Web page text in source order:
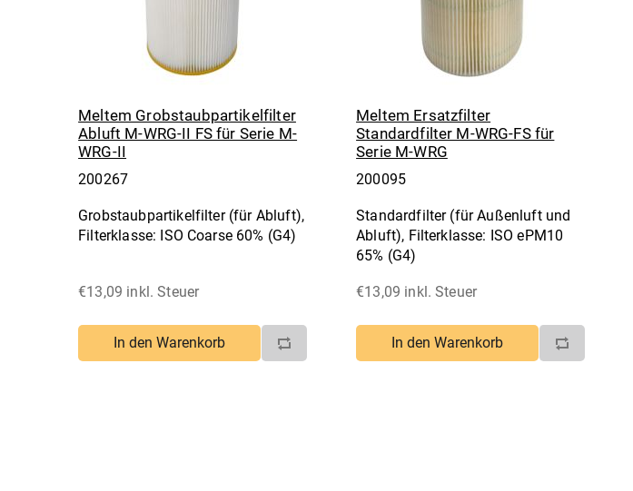
Meltem Grobstaubpartikelfilter
Abluft M-WRG-II FS für Serie M-
WRG-II
200267
Grobstaubpartikelfilter (für Abluft),
Filterklasse: ISO Coarse 60% (G4)
€13,09 inkl. Steuer
In den Warenkorb
Meltem Ersatzfilter
Standardfilter M-WRG-FS für
Serie M-WRG
200095
Standardfilter (für Außenluft und
Abluft), Filterklasse: ISO ePM10
65% (G4)
€13,09 inkl. Steuer
In den Warenkorb